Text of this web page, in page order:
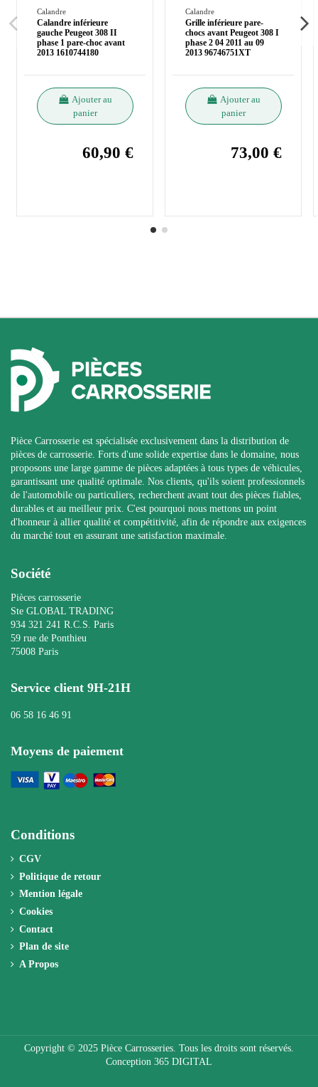
Calandre
Calandre inférieure
gauche Peugeot 308 II
phase 1 pare-choc avant
2013 1610744180
Ajouter au
panier
60,90 €
Calandre
Grille inférieure pare-
chocs avant Peugeot 308 I
phase 2 04 2011 au 09
2013 96746751XT
Ajouter au
panier
73,00 €
Pièce Carrosserie est spécialisée exclusivement dans la distribution de
pièces de carrosserie. Forts d'une solide expertise dans le domaine, nous
proposons une large gamme de pièces adaptées à tous types de véhicules,
garantissant une qualité optimale. Nos clients, qu'ils soient professionnels
de l'automobile ou particuliers, recherchent avant tout des pièces fiables,
durables et au meilleur prix. C'est pourquoi nous mettons un point
d'honneur à allier qualité et compétitivité, afin de répondre aux exigences
du marché tout en assurant une satisfaction maximale.
Société
Pièces carrosserie
Ste GLOBAL TRADING
934 321 241 R.C.S. Paris
59 rue de Ponthieu
75008 Paris
Service client 9H-21H
06 58 16 46 91
Moyens de paiement
Conditions
CGV
Politique de retour
Mention légale
Cookies
Contact
Plan de site
A Propos
Copyright © 2025 Pièce Carrosseries. Tous les droits sont réservés.
Conception 365 DIGITAL